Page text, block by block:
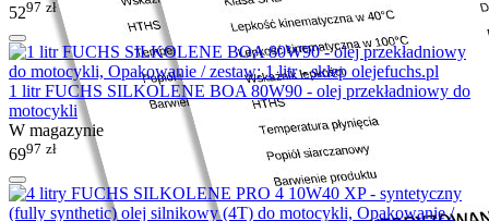
5297 zł
1 litr FUCHS SILKOLENE BOA 80W90 - olej przekładniowy do
motocykli
W magazynie
6997 zł